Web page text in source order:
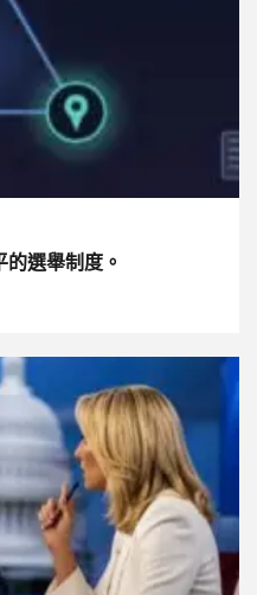
選舉制度。